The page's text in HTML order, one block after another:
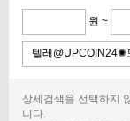
원 ~
상세검색을 선택하지
니다.